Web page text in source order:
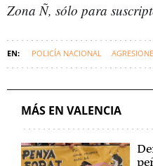
Zona Ñ, sólo para
POLICÍA NACIONAL
MÁS EN VALENCIA